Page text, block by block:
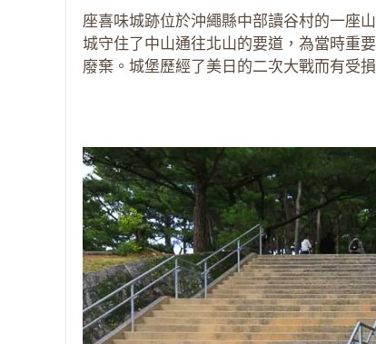
座喜味城跡位於沖繩縣中部讀谷村的一座
城守住了中山通往北山的要道，為當時重
廢棄。城堡歷經了美日的二次大戰而有受